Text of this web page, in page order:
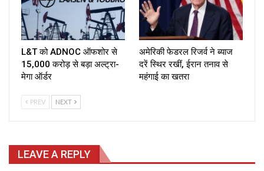
L&T को ADNOC ऑफशोर से
₹15,000 करोड़ से बड़ा अल्ट्रा-
मेगा ऑर्डर
अमेरिकी फेडरल रिजर्व ने ब्याज
दरें स्थिर रखीं, ईरान तनाव से
महंगाई का खतरा
PREV NEXT
LEAVE A REPLY